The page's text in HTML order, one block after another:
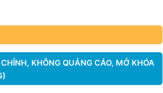
KHÔNG QUẢNG CÁO, MỞ KHÓA